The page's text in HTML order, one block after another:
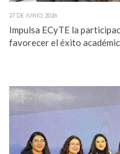
27 DE JUNIO, 2026
Impulsa ECyTE la
favorecer el éxito